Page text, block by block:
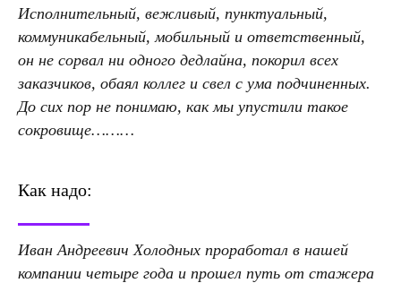
Исполнительный, вежливый, пунктуальный,
коммуникабельный, мобильный и ответственный,
он не сорвал ни одного дедлайна, покорил всех
заказчиков, обаял коллег и свел с ума подчиненных.
До сих пор не понимаю, как мы упустили такое
сокровище………
Как надо:
Иван Андреевич Холодных проработал в нашей
компании четыре года и прошел путь от стажера